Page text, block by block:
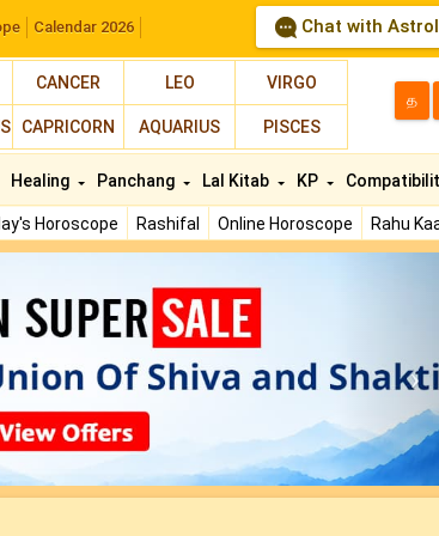
Calendar 2026 Chat with
CANCER LEO VIRGO
CAPRICORN AQUARIUS PISCES
த
Horoscope Rashifal Online Horoscope Rahu
Healing Panchang Lal Kitab KP